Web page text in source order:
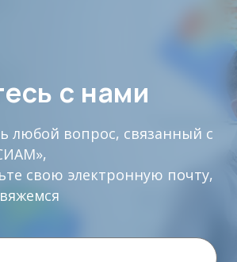
с нами
любой вопрос, связанный с
свою электронную почту,